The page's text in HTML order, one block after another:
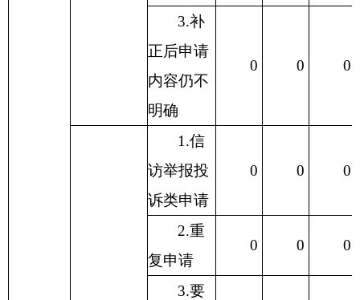
3.补
正后申请
内容仍不
明确
0 0 0
1.信
访举报投
诉类申请
0 0 0
2.重
复申请
0 0 0
3.要